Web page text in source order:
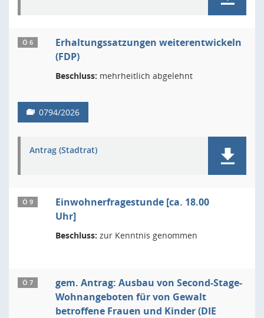
Ö 6
Erhaltungssatzungen weiterentwickeln
(FDP)
Beschluss: mehrheitlich abgelehnt
0794/2026
Antrag (Stadtrat)
Ö 9
Einwohnerfragestunde [ca. 18.00
Uhr]
Beschluss: zur Kenntnis genommen
Ö 7
gem. Antrag: Ausbau von Second-Stage-
Wohnangeboten für von Gewalt
betroffene Frauen und Kinder (DIE